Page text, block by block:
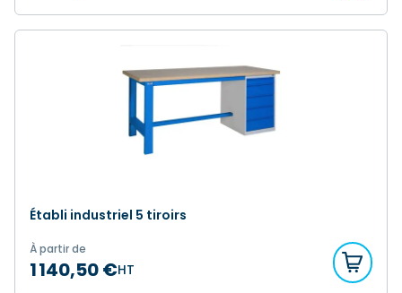
Établi industriel 5 tiroirs
À partir de
1 140,50 €HT